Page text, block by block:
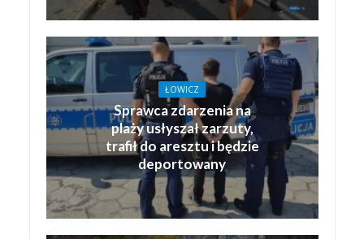
ŁOWICZ
Sprawca zdarzenia na
plaży usłyszał zarzuty,
trafił do aresztu i będzie
deportowany